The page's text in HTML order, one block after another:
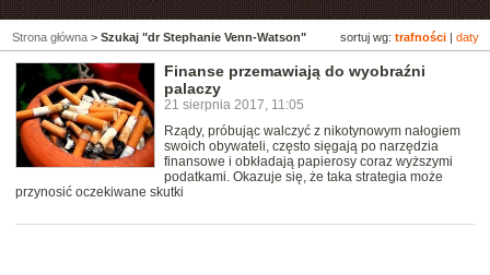
sortuj wg: trafności daty
Strona główna > Szukaj "dr Stephanie Venn-Watson"
Finanse przemawiają do wyobraźni
palaczy
21 sierpnia 2017, 11:05
Rządy, próbując walczyć z nikotynowym nałogiem
swoich obywateli, często sięgają po narzędzia
finansowe i obkładają papierosy coraz wyższymi
podatkami. Okazuje się, że taka strategia może
przynosić oczekiwane skutki